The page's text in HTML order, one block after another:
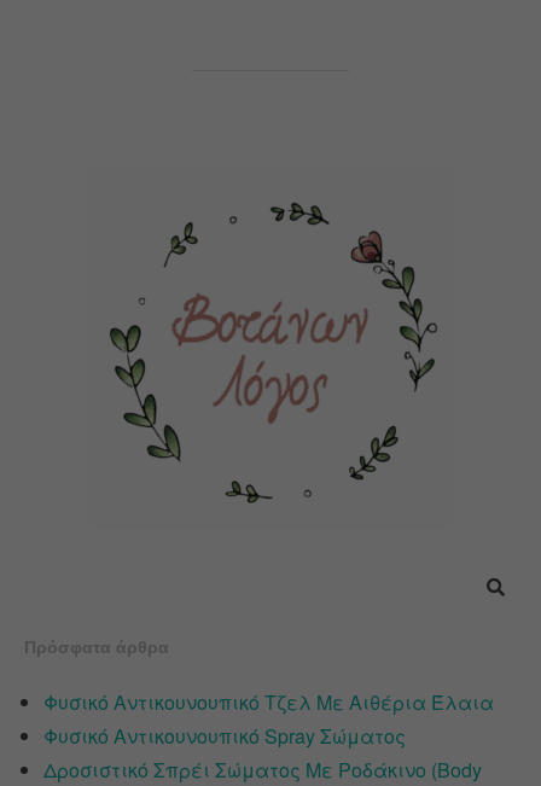
Πρόσφατα άρθρα
Φυσικό Αντικουνουπικό Τζελ Με Αιθέρια Έλαια
Φυσικό Αντικουνουπικό Spray Σώματος
Δροσιστικό Σπρέι Σώματος Με Ροδάκινο (Body